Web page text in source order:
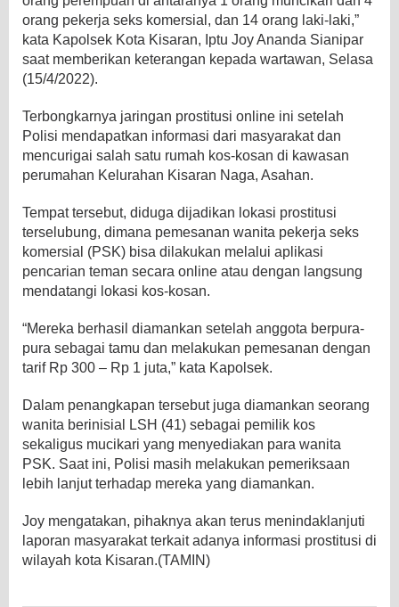
orang pekerja seks komersial, dan 14 orang laki-laki,”
kata Kapolsek Kota Kisaran, Iptu Joy Ananda Sianipar
saat memberikan keterangan kepada wartawan, Selasa
(15/4/2022).
Terbongkarnya jaringan prostitusi online ini setelah
Polisi mendapatkan informasi dari masyarakat dan
mencurigai salah satu rumah kos-kosan di kawasan
perumahan Kelurahan Kisaran Naga, Asahan.
Tempat tersebut, diduga dijadikan lokasi prostitusi
terselubung, dimana pemesanan wanita pekerja seks
komersial (PSK) bisa dilakukan melalui aplikasi
pencarian teman secara online atau dengan langsung
mendatangi lokasi kos-kosan.
“Mereka berhasil diamankan setelah anggota berpura-
pura sebagai tamu dan melakukan pemesanan dengan
tarif Rp 300 – Rp 1 juta,” kata Kapolsek.
Dalam penangkapan tersebut juga diamankan seorang
wanita berinisial LSH (41) sebagai pemilik kos
sekaligus mucikari yang menyediakan para wanita
PSK. Saat ini, Polisi masih melakukan pemeriksaan
lebih lanjut terhadap mereka yang diamankan.
Joy mengatakan, pihaknya akan terus menindaklanjuti
laporan masyarakat terkait adanya informasi prostitusi di
wilayah kota Kisaran.(TAMIN)